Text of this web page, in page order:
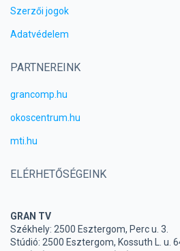
Szerzői jogok
Adatvédelem
PARTNEREINK
grancomp.hu
okoscentrum.hu
mti.hu
ELÉRHETŐSÉGEINK
GRAN TV
Székhely: 2500 Esztergom, Perc u. 3.
Stúdió: 2500 Esztergom, Kossuth L. u.